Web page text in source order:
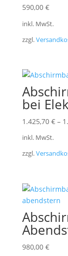
590,00 €
inkl. MwSt.
zzgl.
bei
1.425,70 €–
inkl. MwSt.
zzgl.
980,00 €